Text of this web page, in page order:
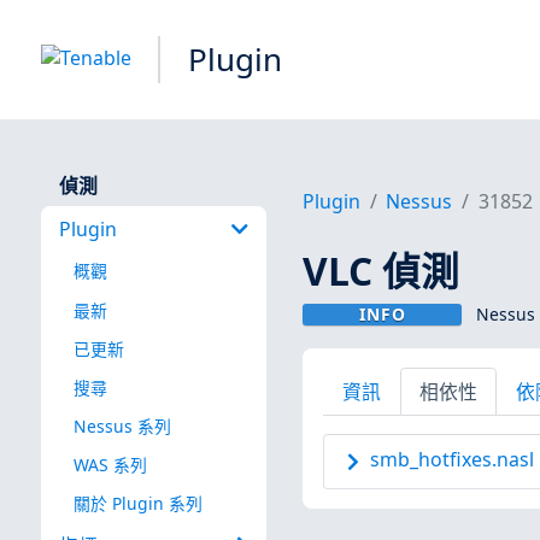
Plugin
偵測
Plugin
概觀
最新
已更新
搜尋
Nessus 系列
WAS 系列
關於 Plugin 系列
Plugin Nessus 31852
VLC 偵測
INFO
資訊 相依性 依
smb_hotfixes.nasl